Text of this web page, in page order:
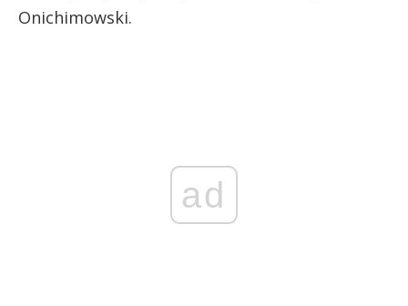
Onichimowski.
ad